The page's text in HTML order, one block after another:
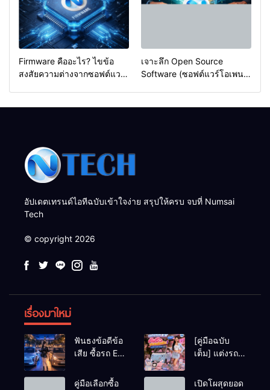
Firmware คืออะไร? ไขข้อ
สงสัยความต่างจากซอฟต์แวร์
เจาะลึก Open Source
Software (ซอฟต์แวร์โอเพน
อัปเดตเทรนด์ไอทีฉบับเข้าใจง่าย สรุปให้ครบ จบที่ Numsai
Tech
© copyright 2026
เรื่องมาใหม่
ฟันธงข้อดีข้อ
เสีย ซื้อรถ EV
Eco Car ช่วง
[คู่มือฉบับ
เต็ม] แต่งรถ
Y2K! งบหลัก
คู่มือเลือกซื้อ เปิดโผสุดยอด